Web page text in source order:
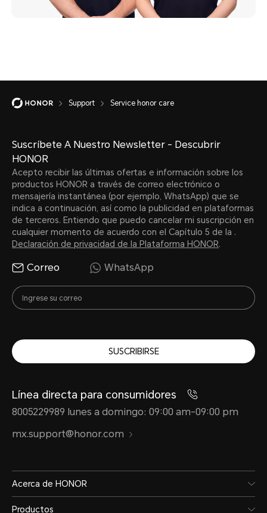
Support Service honor care
Suscríbete A Nuestro Newsletter - Descubrir
HONOR
Acepto recibir las últimas ofertas e información sobre los
productos HONOR a través de correo electrónico o
mensajería instantánea (por ejemplo, WhatsApp) que se
indica a continuación, así como la publicidad en plataformas
de terceros. Entiendo que puedo cancelar mi suscripción en
cualquier momento de acuerdo con el Capítulo 5 de la .
Declaración de privacidad de la Plataforma HONOR.
Correo WhatsApp
SUSCRIBIRSE
Línea directa para consumidores
8005229989 lunes a domingo: 09:00 am-09:00 pm
mx.support@honor.com
Acerca de HONOR
Productos